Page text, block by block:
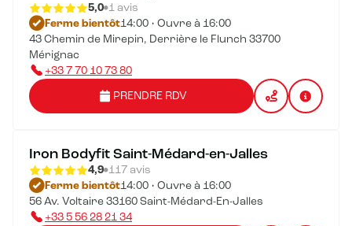
5,0 1 avis
Ferme bientôt14:00 • Ouvre à 16:00
43 Chemin de Mirepin, Derrière le Flunch 33700
Mérignac
+33 7 70 10 73 80
PRENDRE RDV
Iron Bodyfit Saint-Médard-en-Jalles
4,9 117 avis
Ferme bientôt14:00 • Ouvre à 16:00
56 Av. Voltaire 33160 Saint-Médard-En-Jalles
+33 5 56 28 21 34